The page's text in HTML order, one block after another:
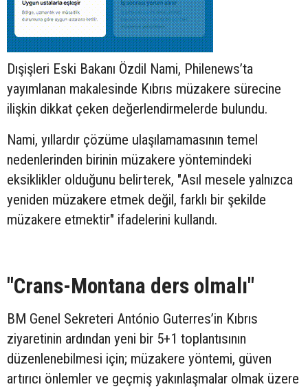
Dışişleri Eski Bakanı Özdil Nami, Philenews’ta
yayımlanan makalesinde Kıbrıs müzakere sürecine
ilişkin dikkat çeken değerlendirmelerde bulundu.
Nami, yıllardır çözüme ulaşılamamasının temel
nedenlerinden birinin müzakere yöntemindeki
eksiklikler olduğunu belirterek, "Asıl mesele yalnızca
yeniden müzakere etmek değil, farklı bir şekilde
müzakere etmektir" ifadelerini kullandı.
"Crans-Montana ders olmalı"
BM Genel Sekreteri António Guterres’in Kıbrıs
ziyaretinin ardından yeni bir 5+1 toplantısının
düzenlenebilmesi için; müzakere yöntemi, güven
artırıcı önlemler ve geçmiş yakınlaşmalar olmak üzere